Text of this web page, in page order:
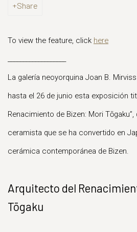
Share
To view the feature, click here
La galería neoyorquina Joan B.
hasta el 26 de junio esta exposición
Renacimiento de Bizen: Mori
ceramista que se ha convertido en
cerámica contemporánea de Bizen.
Arquitecto del
Tōgaku